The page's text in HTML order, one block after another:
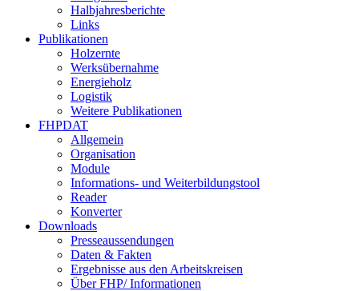
Halbjahresberichte
Links
Publikationen
Holzernte
Werksübernahme
Energieholz
Logistik
Weitere Publikationen
FHPDAT
Allgemein
Organisation
Module
Informations- und Weiterbildungstool
Reader
Konverter
Downloads
Presseaussendungen
Daten & Fakten
Ergebnisse aus den Arbeitskreisen
Über FHP/ Informationen